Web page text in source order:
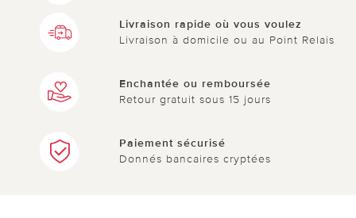
Livraison rapide où vous voulez
Livraison à domicile ou au Point Relais
Enchantée ou remboursée
Retour gratuit sous 15 jours
Paiement sécurisé
Donnés bancaires cryptées